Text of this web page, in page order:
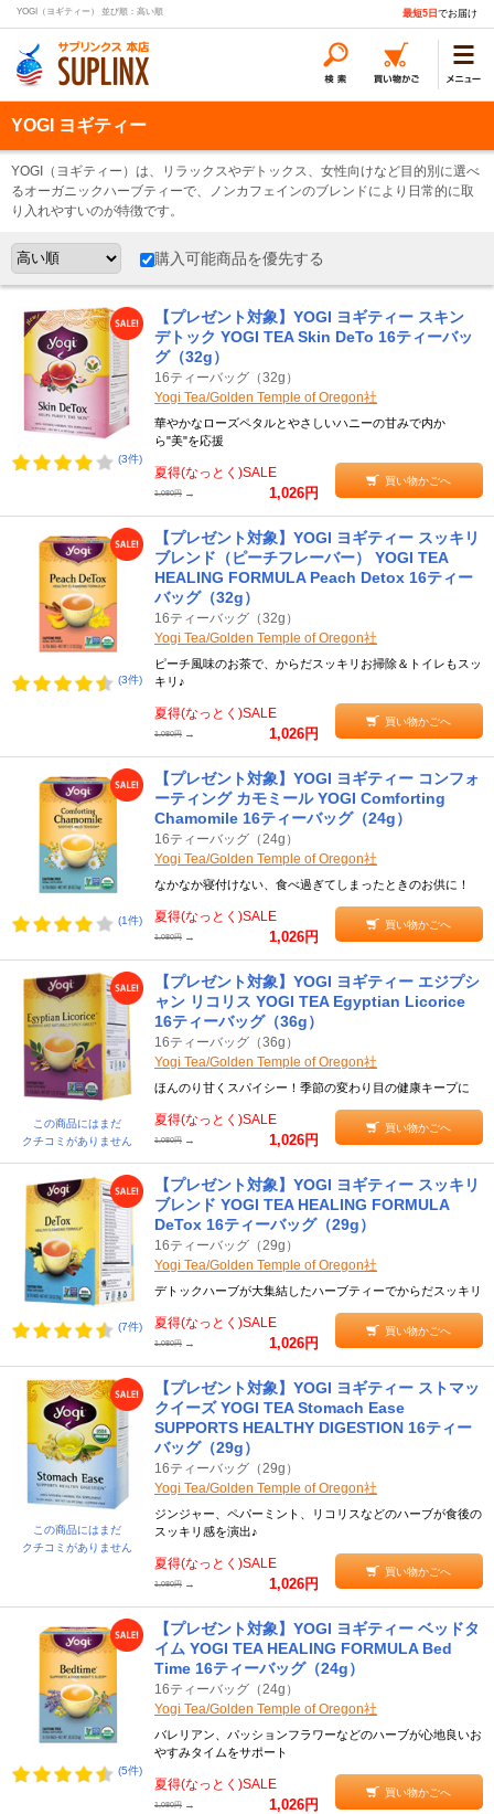
YOGI（ヨギティー） 並び順：高い順 最短5日 でお届け
YOGI ヨギティー
YOGI（ヨギティー）は、リラックスやデトックス、女性向けなど目的別に選べ
るオーガニックハーブティーで、ノンカフェインのブレンドにより日常的に取
り入れやすいのが特徴です。
購入可能商品を優先する
(3件)
【プレゼント対象】YOGI ヨギティー スキン
デトック YOGI TEA Skin DeTo 16ティーバッ
グ（32g）
16ティーバッグ（32g）
Yogi Tea/Golden Temple of Oregon社
華やかなローズペタルとやさしいハニーの甘みで内か
ら"美"を応援
夏得(なっとく)SALE
1,080円 → 1,026円
買い物かごへ
(3件)
【プレゼント対象】YOGI ヨギティー スッキリ
ブレンド（ピーチフレーバー） YOGI TEA
HEALING FORMULA Peach Detox 16ティー
バッグ（32g）
16ティーバッグ（32g）
Yogi Tea/Golden Temple of Oregon社
ピーチ風味のお茶で、からだスッキリお掃除＆トイレもスッ
キリ♪
夏得(なっとく)SALE
1,080円 → 1,026円
買い物かごへ
(1件)
【プレゼント対象】YOGI ヨギティー コンフォ
ーティング カモミール YOGI Comforting
Chamomile 16ティーバッグ（24g）
16ティーバッグ（24g）
Yogi Tea/Golden Temple of Oregon社
なかなか寝付けない、食べ過ぎてしまったときのお供に！
夏得(なっとく)SALE
1,080円 → 1,026円
買い物かごへ
この商品にはまだ
クチコミがありません
【プレゼント対象】YOGI ヨギティー エジプシ
ャン リコリス YOGI TEA Egyptian Licorice
16ティーバッグ（36g）
16ティーバッグ（36g）
Yogi Tea/Golden Temple of Oregon社
ほんのり甘くスパイシー！季節の変わり目の健康キープに
夏得(なっとく)SALE
1,080円 → 1,026円
買い物かごへ
(7件)
【プレゼント対象】YOGI ヨギティー スッキリ
ブレンド YOGI TEA HEALING FORMULA
DeTox 16ティーバッグ（29g）
16ティーバッグ（29g）
Yogi Tea/Golden Temple of Oregon社
デトックハーブが大集結したハーブティーでからだスッキリ
夏得(なっとく)SALE
1,080円 → 1,026円
買い物かごへ
この商品にはまだ
クチコミがありません
【プレゼント対象】YOGI ヨギティー ストマッ
クイーズ YOGI TEA Stomach Ease
SUPPORTS HEALTHY DIGESTION 16ティー
バッグ（29g）
16ティーバッグ（29g）
Yogi Tea/Golden Temple of Oregon社
ジンジャー、ペパーミント、リコリスなどのハーブが食後の
スッキリ感を演出♪
夏得(なっとく)SALE
1,080円 → 1,026円
買い物かごへ
(5件)
【プレゼント対象】YOGI ヨギティー ベッドタ
イム YOGI TEA HEALING FORMULA Bed
Time 16ティーバッグ（24g）
16ティーバッグ（24g）
Yogi Tea/Golden Temple of Oregon社
バレリアン、パッションフラワーなどのハーブが心地良いお
やすみタイムをサポート
夏得(なっとく)SALE
1,080円 → 1,026円
買い物かごへ